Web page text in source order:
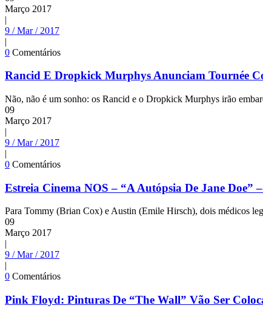
Março 2017
|
9 / Mar / 2017
|
0 Comentários
Rancid E Dropkick Murphys Anunciam Tournée
Não, não é um sonho: os Rancid e o Dropkick Murphys irão
09
Março 2017
|
9 / Mar / 2017
|
0 Comentários
Estreia Cinema NOS – “A Autópsia De Jane Doe”
Para Tommy (Brian Cox) e Austin (Emile Hirsch), dois médicos
09
Março 2017
|
9 / Mar / 2017
|
0 Comentários
Pink Floyd: Pinturas De “The Wall” Vão Ser